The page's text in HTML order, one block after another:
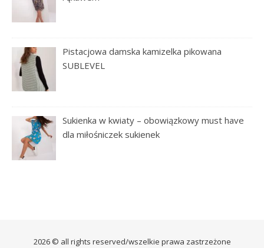
Pistacjowa damska kamizelka pikowana
SUBLEVEL
Sukienka w kwiaty – obowiązkowy must have
dla miłośniczek sukienek
2026 © all rights reserved/wszelkie prawa zastrzeżone